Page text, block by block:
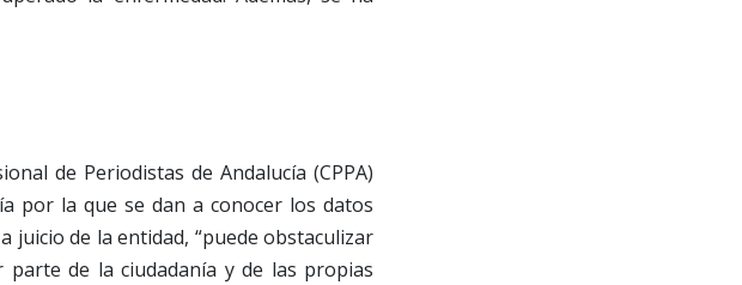
de Periodistas de Andalucía (CPPA)
por la que se dan a conocer los datos
juicio de la entidad, “puede obstaculizar
de la ciudadanía y de las propias